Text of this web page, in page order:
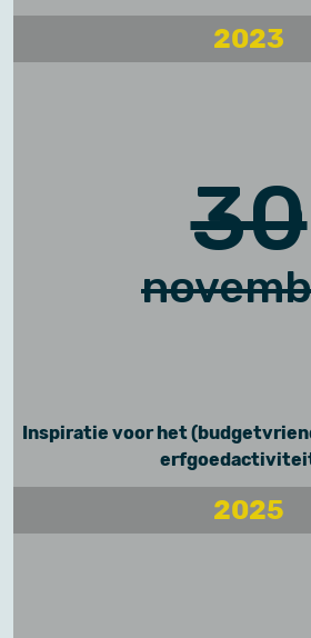
2023
30
Inspiratie voor het
2025